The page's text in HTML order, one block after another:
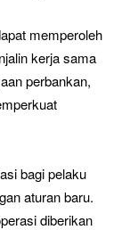
memperoleh
kerja sama
perbankan,
bagi pelaku
aturan baru.
diberikan